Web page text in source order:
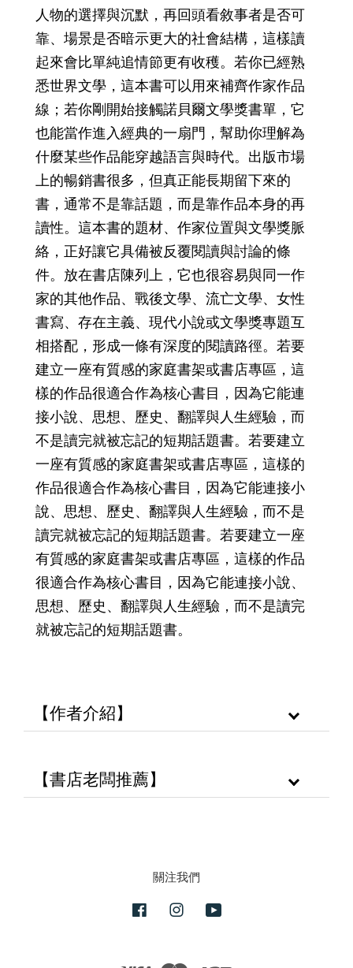
人物的選擇與沉默，再回頭看敘事者是否可
靠、場景是否暗示更大的社會結構，這樣讀
起來會比單純追情節更有收穫。若你已經熟
悉世界文學，這本書可以用來補齊作家作品
線；若你剛開始接觸諾貝爾文學獎書單，它
也能當作進入經典的一扇門，幫助你理解為
什麼某些作品能穿越語言與時代。出版市場
上的暢銷書很多，但真正能長期留下來的
書，通常不是靠話題，而是靠作品本身的再
讀性。這本書的題材、作家位置與文學獎脈
絡，正好讓它具備被反覆閱讀與討論的條
件。放在書店陳列上，它也很容易與同一作
家的其他作品、戰後文學、流亡文學、女性
書寫、存在主義、現代小說或文學獎專題互
相搭配，形成一條有深度的閱讀路徑。若要
建立一座有質感的家庭書架或書店專區，這
樣的作品很適合作為核心書目，因為它能連
接小說、思想、歷史、翻譯與人生經驗，而
不是讀完就被忘記的短期話題書。若要建立
一座有質感的家庭書架或書店專區，這樣的
作品很適合作為核心書目，因為它能連接小
說、思想、歷史、翻譯與人生經驗，而不是
讀完就被忘記的短期話題書。若要建立一座
有質感的家庭書架或書店專區，這樣的作品
很適合作為核心書目，因為它能連接小說、
思想、歷史、翻譯與人生經驗，而不是讀完
就被忘記的短期話題書。
【作者介紹】
【書店老闆推薦】
關注我們
FacebookInstagram